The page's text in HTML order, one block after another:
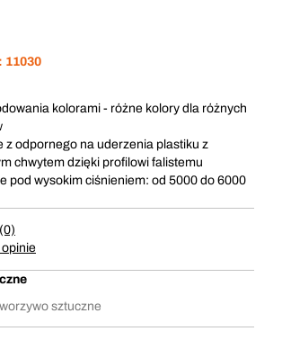
11030
kolorami - różne kolory dla różnych
z odpornego na uderzenia plastiku z
chwytem dzięki profilowi falistemu
pod wysokim ciśnieniem: od 5000 do 6000
(0)
sztuczne